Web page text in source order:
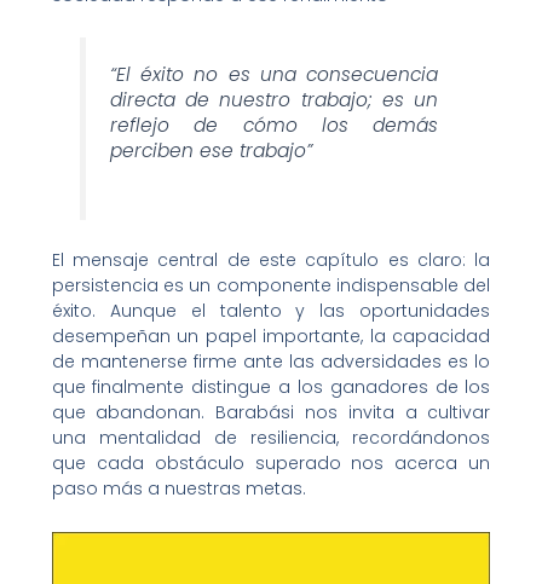
“El éxito no es una consecuencia
directa de nuestro trabajo; es un
reflejo de cómo los demás
perciben ese trabajo”
El mensaje central de este capítulo es claro: la
persistencia es un componente indispensable del
éxito. Aunque el talento y las oportunidades
desempeñan un papel importante, la capacidad
de mantenerse firme ante las adversidades es lo
que finalmente distingue a los ganadores de los
que abandonan. Barabási nos invita a cultivar
una mentalidad de resiliencia, recordándonos
que cada obstáculo superado nos acerca un
paso más a nuestras metas.